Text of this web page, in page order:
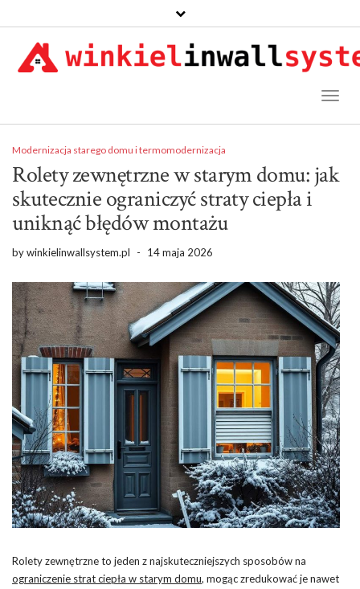
Modernizacja starego domu i termomodernizacja
Rolety zewnętrzne w starym domu: jak
skutecznie ograniczyć straty ciepła i
uniknąć błędów montażu
bywinkielinwallsystem.pl - 14 maja 2026
Rolety zewnętrzne to jeden z najskuteczniejszych sposobów na
ograniczenie strat ciepła w starym domu, mogąc zredukować je nawet